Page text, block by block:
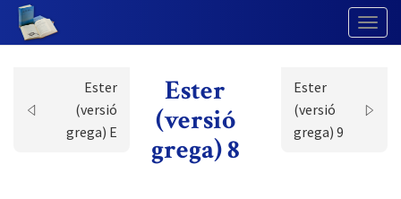
Ester
(versió
grega) E
Ester
(versió
grega) 8
Ester
(versió
grega) 9